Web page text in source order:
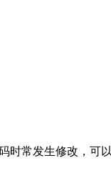
时常发生修改，可